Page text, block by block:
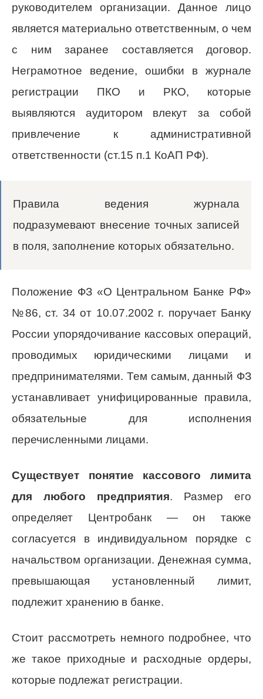
руководителем организации. Данное лицо
является материально ответственным, о чем
с ним заранее составляется договор.
Неграмотное ведение, ошибки в журнале
регистрации ПКО и РКО, которые
выявляются аудитором влекут за собой
привлечение к административной
ответственности (ст.15 п.1 КоАП РФ).
Правила ведения журнала
подразумевают внесение точных записей
в поля, заполнение которых обязательно.
Положение ФЗ «О Центральном Банке РФ»
№86, ст. 34 от 10.07.2002 г. поручает Банку
России упорядочивание кассовых операций,
проводимых юридическими лицами и
предпринимателями. Тем самым, данный ФЗ
устанавливает унифицированные правила,
обязательные для исполнения
перечисленными лицами.
Существует понятие кассового лимита
для любого предприятия. Размер его
определяет Центробанк — он также
согласуется в индивидуальном порядке с
начальством организации. Денежная сумма,
превышающая установленный лимит,
подлежит хранению в банке.
Стоит рассмотреть немного подробнее, что
же такое приходные и расходные ордеры,
которые подлежат регистрации.